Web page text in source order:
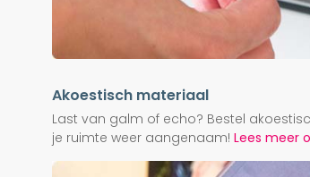
Akoestisch materiaal
Last van galm of echo? Bestel
je ruimte weer aangenaam! Lees meer